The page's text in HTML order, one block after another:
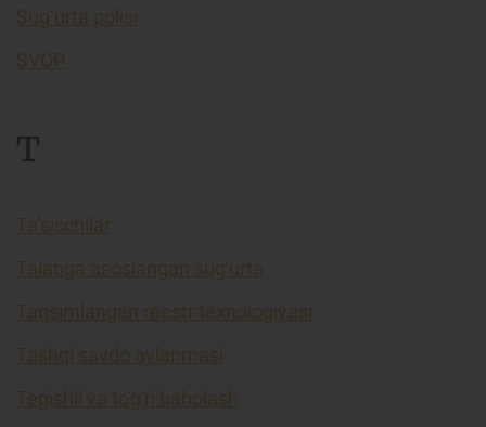
Sug’urta polisi
SVOP
T
Ta’sischilar
Talabga asoslangan sug'urta
Taqsimlangan reestr texnologiyasi
Tashqi savdo aylanmasi
Tegishli va to'g'ri baholash